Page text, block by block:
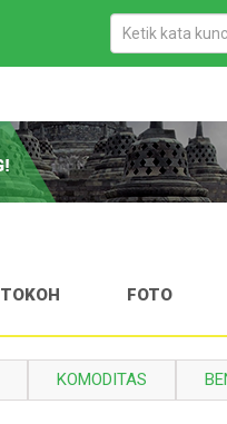
TOKOH FOTO
KOMODITAS